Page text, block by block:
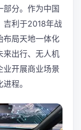
部分。作为中国
吉利于2018年战
布局天地一体化
来出行、无人机
业开展商业场景
程。